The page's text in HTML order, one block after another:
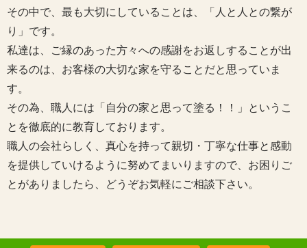
その中で、最も大切にしていることは、「人と人との繋が
り」です。
私達は、ご縁のあった方々への感謝をお返しすることが出
来るのは、お客様の大切な家を守ることだと思っていま
す。
その為、職人には「自分の家と思って塗る！！」というこ
とを徹底的に教育しております。
職人の会社らしく、真心を持って親切・丁寧な仕事と感動
を提供していけるように努めてまいりますので、お困りご
とがありましたら、どうぞお気軽にご相談下さい。